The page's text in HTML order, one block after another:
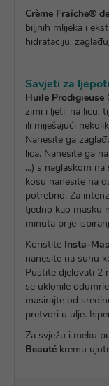
Crème Fraîche®
biljnih mlijeka i
hidrataciju,
Savjeti za
Huile
zimi i ljeti, na licu,
ili miješajući
Nanesite ga
lica. Nanesite ga
...) s naglaskom
kosu nanesite na
potrebno. Za
tjedno kao masku
minuta prije
Koristite Insta-
nanesite na suhu
Pustite djelovati 2
se uklonile
masirajte od
pretvori u ulje.
Za svježu i meku
Beauté kremu